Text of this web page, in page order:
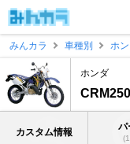
みんカラ
車種別 ホ
ホンダ
カスタム情報 パ